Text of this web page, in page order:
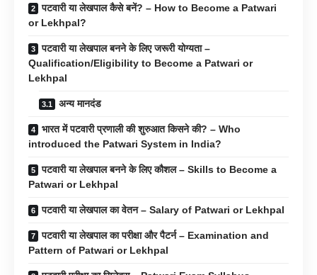
पटवारी या लेखपाल कैसे बनें? – How to Become a Patwari
or Lekhpal?
पटवारी या लेखपाल बनने के लिए जरूरी योग्यता –
Qualification/Eligibility to Become a Patwari or
Lekhpal
अन्य मानदंड
भारत में पटवारी प्रणाली की शुरुआत किसने की? – Who
introduced the Patwari System in India?
पटवारी या लेखपाल बनने के लिए कौशल – Skills to Become a
Patwari or Lekhpal
पटवारी या लेखपाल का वेतन – Salary of Patwari or Lekhpal
पटवारी या लेखपाल का परीक्षा और पैटर्न – Examination and
Pattern of Patwari or Lekhpal